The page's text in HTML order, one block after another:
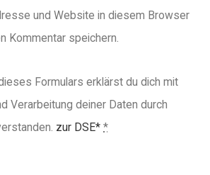
und Website in diesem Browser
Kommentar speichern.
Formulars erklärst du dich mit
Verarbeitung deiner Daten durch
zur DSE* *